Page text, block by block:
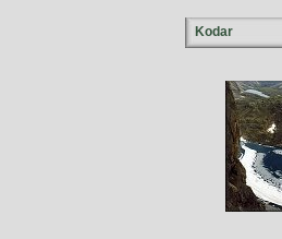
Kodar